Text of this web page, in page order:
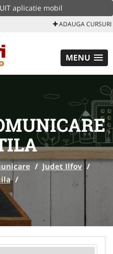
aplicatie mobil
ADAUGA CURSURI
MENU
/ Judet Ilfov /
/